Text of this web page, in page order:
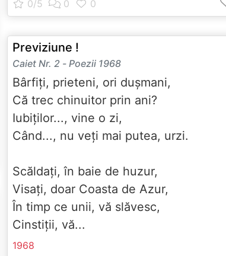
Previziune !
Caiet Nr. 2 - Poezii 1968
Bârfiți, prieteni, ori dușmani,
Că trec chinuitor prin ani?
Iubiților..., vine o zi,
Când..., nu veți mai putea, urzi.
Scăldați, în baie de huzur,
Visați, doar Coasta de Azur,
În timp ce unii, vă slăvesc,
Cinstiții, vă...
1968